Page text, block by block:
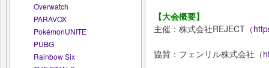
Overwatch
PARAVOX
PokémonUNITE
PUBG
Rainbow Six
【大会概要】
主催：株式会社REJECT（
協賛：フェンリル株式会社（